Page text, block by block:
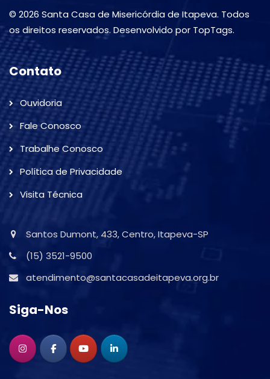
© 2026 Santa Casa de Misericórdia de Itapeva. Todos
os direitos reservados. Desenvolvido por TopTags.
Contato
Ouvidoria
Fale Conosco
Trabalhe Conosco
Política de Privacidade
Visita Técnica
Santos Dumont, 433, Centro, Itapeva-SP
(15) 3521-9500
atendimento@santacasadeitapeva.org.br
Siga-Nos